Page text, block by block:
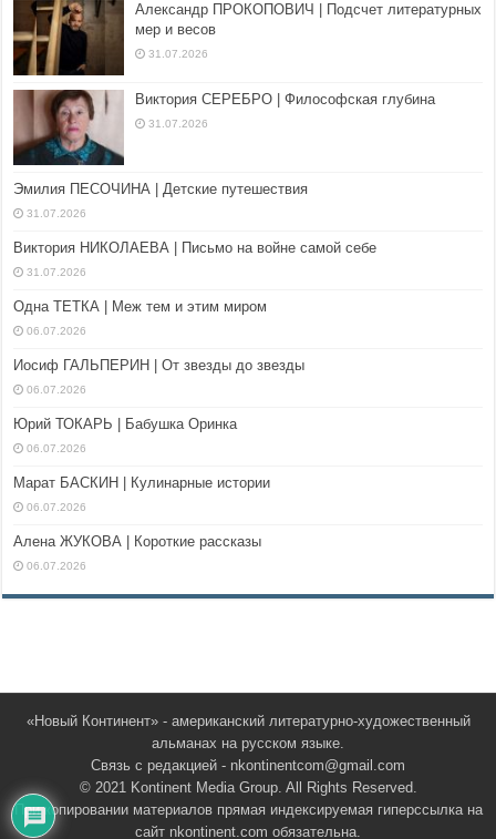
Александр ПРОКОПОВИЧ | Подсчет литературных
мер и весов
31.07.2026
Виктория СЕРЕБРО | Философская глубина
31.07.2026
Эмилия ПЕСОЧИНА | Детские путешествия
31.07.2026
Виктория НИКОЛАЕВА | Письмо на войне самой себе
31.07.2026
Одна ТЕТКА | Меж тем и этим миром
06.07.2026
Иосиф ГАЛЬПЕРИН | От звезды до звезды
06.07.2026
Юрий ТОКАРЬ | Бабушка Оринка
06.07.2026
Марат БАСКИН | Кулинарные истории
06.07.2026
Алена ЖУКОВА | Короткие рассказы
06.07.2026
«Новый Континент» - американский литературно-художественный
альманах на русском языке.
Связь с редакцией - nkontinentcom@gmail.com
© 2021 Kontinent Media Group. All Rights Reserved.
При копировании материалов прямая индексируемая гиперссылка на
сайт nkontinent.com обязательна.